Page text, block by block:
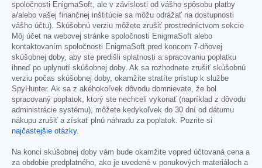
spoločnosti EnigmaSoft, ale v závislosti od vášho spôsobu platby
a/alebo vašej finančnej inštitúcie sa môžu odrážať na dostupnosti
vášho účtu). Skúšobnú verziu môžete zrušiť prostredníctvom sekcie
Môj účet na webovej stránke spoločnosti EnigmaSoft alebo
kontaktovaním spoločnosti EnigmaSoft pred koncom 7-dňovej
skúšobnej doby, aby ste predišli splatnosti a spracovaniu poplatku
ihneď po uplynutí skúšobnej doby. Ak sa rozhodnete zrušiť skúšobnú
verziu počas skúšobnej doby, okamžite stratíte prístup k službe
SpyHunter. Ak sa z akéhokoľvek dôvodu domnievate, že bol
spracovaný poplatok, ktorý ste nechceli vykonať (napríklad z dôvodu
administrácie systému), môžete kedykoľvek do 30 dní od dátumu
nákupu zrušiť a získať plnú náhradu za poplatok. Pozrite si
najčastejšie otázky.
Na konci skúšobnej doby vám bude okamžite vopred účtovaná cena a
za obdobie predplatného, ako je uvedené v ponukových materiáloch a